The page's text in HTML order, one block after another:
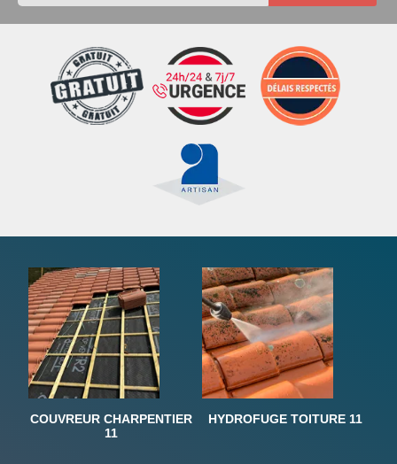
COUVREUR CHARPENTIER
11
HYDROFUGE TOITURE 11